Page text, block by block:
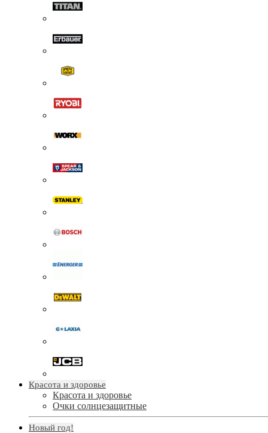
Красота и здоровье
Красота и здоровье
Очки солнцезащитные
Новый год!